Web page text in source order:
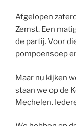
Afgelopen
Zemst. Een
de partij. Voor
pompoensoep
Maar nu kijken
staan we op de
Mechelen.